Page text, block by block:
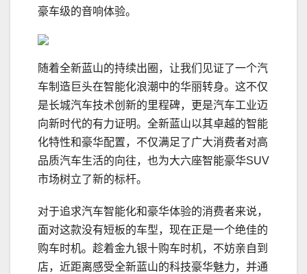
豪车级的音响体验。
随着全新蓝山的持续出圈，让我们见证了一个汽
车制造巨头在智能化浪潮中的华丽转身。这不仅
是长城汽车技术创新的里程碑，更是汽车工业迈
向新时代的有力证明。全新蓝山以其卓越的智能
化特性和豪华配置，不仅满足了广大消费者对高
品质汽车生活的向往，也为大六座智能豪华SUV
市场树立了新的标杆。
对于追求汽车智能化和豪华体验的消费者来说，
面对这款没有短板的车型，现在正是一个绝佳的
购车时机。趁着金九银十购车时机，不妨亲自到
店，近距离感受全新蓝山的科技豪华魅力，并通